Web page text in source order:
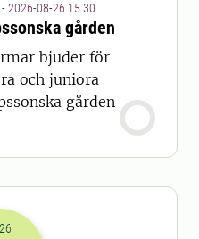
2026-08-26 15.30
gården
bjuder för
och juniora
gården